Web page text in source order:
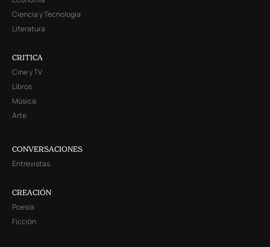
Ciencia y Tecnología
Literatura
CRITICA
Cine y TV
Libros
Música
Arte
CONVERSACIONES
Entrevistas
CREACIÓN
Poesía
Ficción